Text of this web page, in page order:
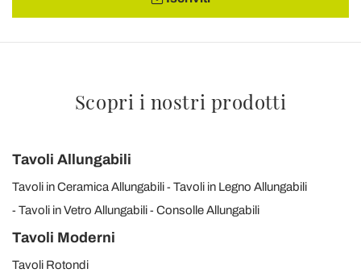
Scopri i nostri prodotti
Tavoli Allungabili
Tavoli in Ceramica Allungabili
Tavoli in Legno Allungabili
Tavoli in Vetro Allungabili
Consolle Allungabili
Tavoli Moderni
Tavoli Rotondi